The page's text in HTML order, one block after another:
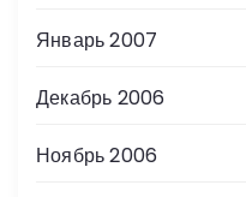
Январь 2007
Декабрь 2006
Ноябрь 2006